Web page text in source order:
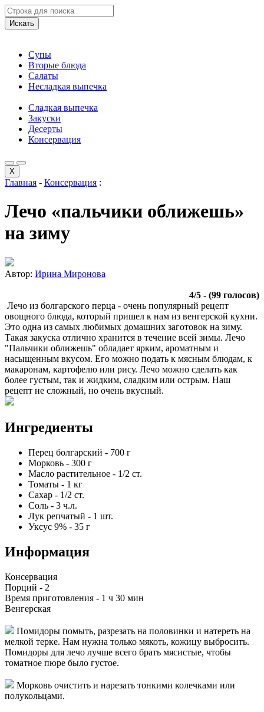
Искать
Супы
Вторые блюда
Салаты
Несладкая выпечка
Сладкая выпечка
Закуски
Десерты
Консервация
X
Главная - Консервация :
Лечо «пальчики оближешь»
на зиму
Автор: Ирина Миронова
4/5 - (99 голосов)
Лечо из болгарского перца - очень популярный рецепт
овощного блюда, который пришел к нам из венгерской кухни.
Это одна из самых любимых домашних заготовок на зиму.
Такая закуска отлично хранится в течение всей зимы. Лечо
"Пальчики оближешь" обладает ярким, ароматным и
насыщенным вкусом. Его можно подать к мясным блюдам, к
макаронам, картофелю или рису. Лечо можно сделать как
более густым, так и жидким, сладким или острым. Наш
рецепт не сложный, но очень вкусный.
Ингредиенты
Перец болгарский - 700 г
Морковь - 300 г
Масло растительное - 1/2 ст.
Томаты - 1 кг
Сахар - 1/2 ст.
Соль - 3 ч.л.
Лук репчатый - 1 шт.
Уксус 9% - 35 г
Информация
Консервация
Порций - 2
Время приготовления - 1 ч 30 мин
Венгерская
Помидоры помыть, разрезать на половинки и натереть на
мелкой терке. Нам нужна только мякоть, кожицу выбросить.
Помидоры для лечо лучше всего брать мясистые, чтобы
томатное пюре было густое.
Морковь очистить и нарезать тонкими колечками или
полукольцами.